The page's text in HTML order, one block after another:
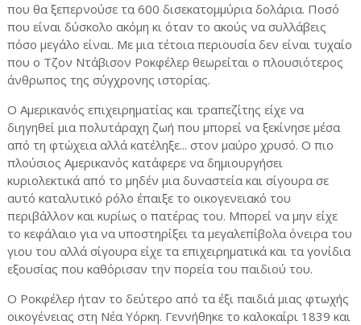
που θα ξεπερνούσε τα 600 δισεκατομμύρια δολάρια. Ποσό
που είναι δύσκολο ακόμη κι όταν το ακούς να συλλάβεις
πόσο μεγάλο είναι. Με μια τέτοια περιουσία δεν είναι τυχαίο
που ο Τζον Ντάβισον Ροκφέλερ θεωρείται ο πλουσιότερος
άνθρωπος της σύγχρονης ιστορίας.
Ο Αμερικανός επιχειρηματίας και τραπεζίτης είχε να
διηγηθεί μια πολυτάραχη ζωή που μπορεί να ξεκίνησε μέσα
από τη φτώχεια αλλά κατέληξε... στον μαύρο χρυσό. Ο πιο
πλούσιος Αμερικανός κατάφερε να δημιουργήσει
κυριολεκτικά από το μηδέν μια δυναστεία και σίγουρα σε
αυτό καταλυτικό ρόλο έπαιξε το οικογενειακό του
περιβάλλον και κυρίως ο πατέρας του. Μπορεί να μην είχε
το κεφάλαιο για να υποστηρίξει τα μεγαλεπίβολα όνειρα του
γιου του αλλά σίγουρα είχε τα επιχειρηματικά και τα γονίδια
εξουσίας που καθόρισαν την πορεία του παιδιού του.
Ο Ροκφέλερ ήταν το δεύτερο από τα έξι παιδιά μιας φτωχής
οικογένειας στη Νέα Υόρκη. Γεννήθηκε το καλοκαίρι 1839 και